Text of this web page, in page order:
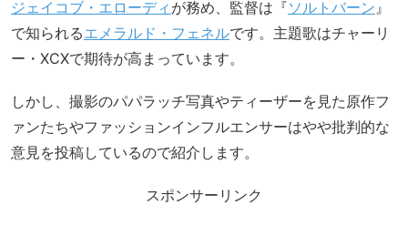
ジェイコブ・エローディ が務め、監督は『ソルトバーン』
で知られるエメラルド・フェネルです。主題歌はチャーリ
ー・XCXで期待が高まっています。
しかし、撮影のパパラッチ写真やティーザーを見た原作フ
ァンたちやファッションインフルエンサーはやや批判的な
意見を投稿しているので紹介します。
スポンサーリンク